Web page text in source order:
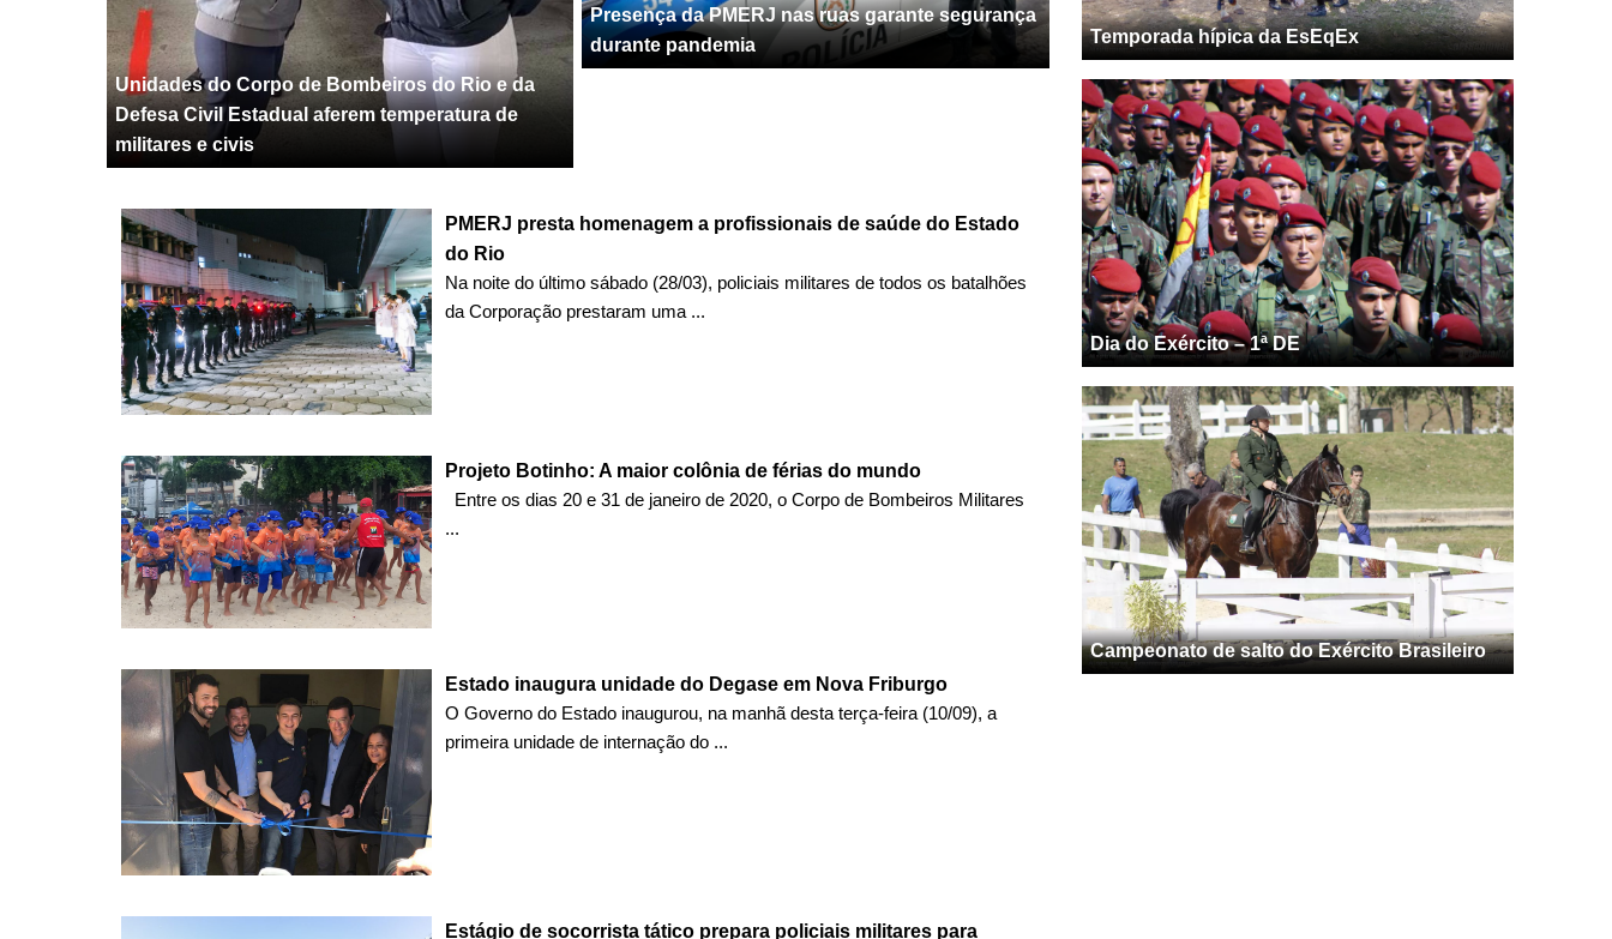
Unidades do Corpo de Bombeiros do Rio e da
Defesa Civil Estadual aferem temperatura de
militares e civis
Presença da PMERJ nas ruas garante segurança
durante pandemia
PMERJ presta homenagem a profissionais de saúde do Estado
do Rio
Na noite do último sábado (28/03), policiais militares de todos os batalhões
da Corporação prestaram uma ...
Projeto Botinho: A maior colônia de férias do mundo
Entre os dias 20 e 31 de janeiro de 2020, o Corpo de Bombeiros Militares
...
Estado inaugura unidade do Degase em Nova Friburgo
O Governo do Estado inaugurou, na manhã desta terça-feira (10/09), a
primeira unidade de internação do ...
Estágio de socorrista tático prepara policiais militares para
Temporada hípica da EsEqEx
Dia do Exército – 1ª DE
Campeonato de salto do Exército Brasileiro